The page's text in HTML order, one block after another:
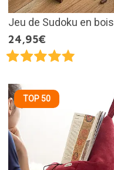
Jeu de Sudoku en bois
24,95€
TOP 50